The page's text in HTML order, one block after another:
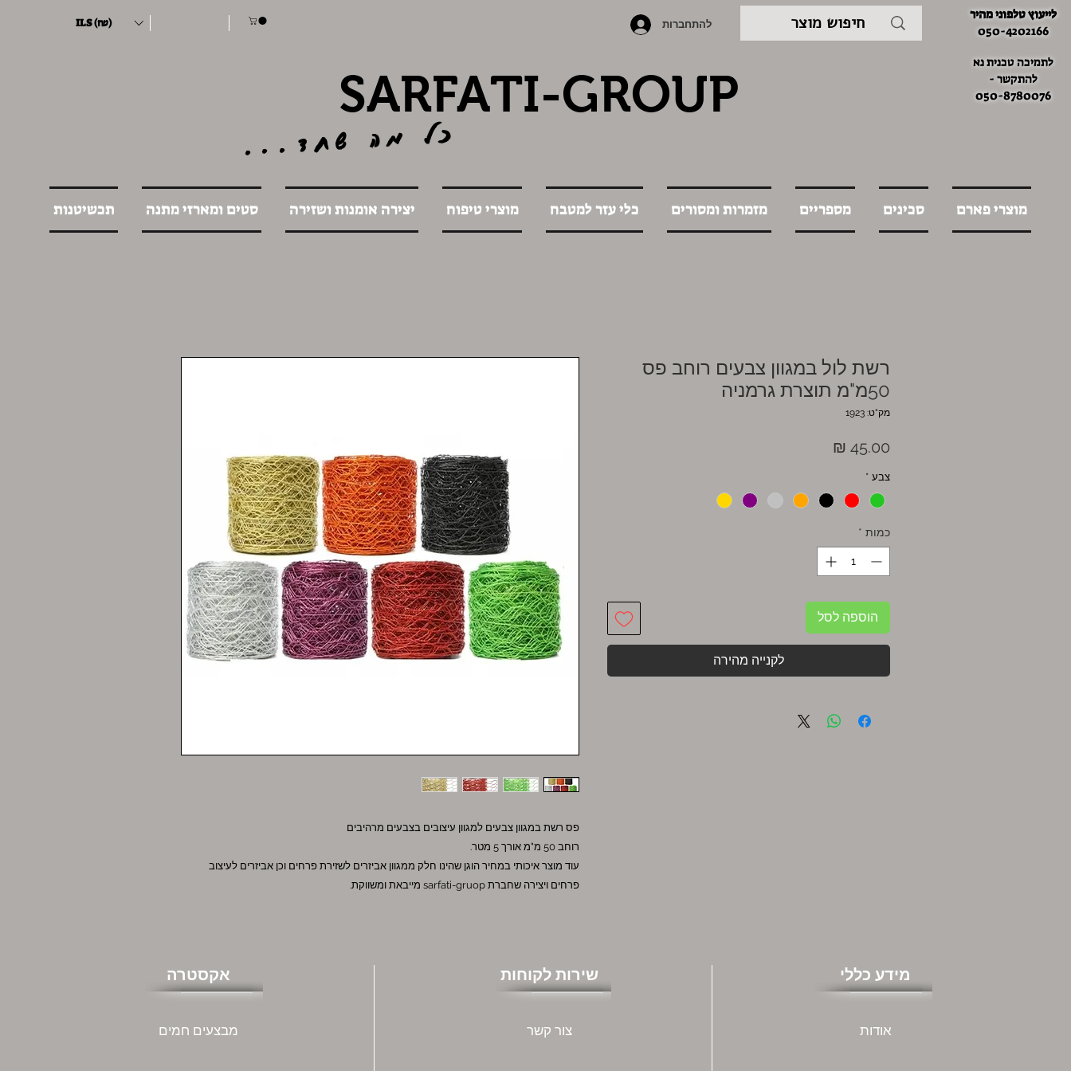
לייעוץ טלפוני מהיר
050-4202166
לתמיכה טכנית נא
להתקשר -
050-8780076
ILS (₪) להתחברות
SARFATI-GROUP
כל מה שחד...
מוצרי פארם סכינים מספריים מזמרות ומסורים כלי עזר למטבח מוצרי טיפוח יצירה אומנות ושזירה סטים ומארזי מתנה תכשיטנות
פס רשת במגוון צבעים למגוון עיצובים בצבעים מרהיבים
רוחב 50 מ"מ אורך 5 מטר.
עוד מוצר איכותי במחיר הוגן שהינו חלק ממגוון אביזרים לשזירת פרחים וכן אביזרים לעיצוב
פרחים ויצירה שחברת sarfati-gruop מייבאת ומשווקת.
רשת לול במגוון צבעים רוחב פס
50מ"מ תוצרת גרמניה
מק"ט: 1923
צבע *
כמות *
הוספה לסל
לקנייה מהירה
אקסטרה
מבצעים חמים
שירות לקוחות
צור קשר
מידע כללי
אודות